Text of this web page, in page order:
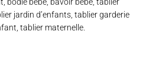
jardin d’enfants, tablier garderie
tablier maternelle.